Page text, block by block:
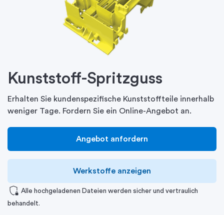
Kunststoff-Spritzguss
Erhalten Sie kundenspezifische Kunststoffteile innerhalb
weniger Tage. Fordern Sie ein Online-Angebot an.
Angebot anfordern
Werkstoffe anzeigen
shield_locked Alle hochgeladenen Dateien werden sicher und vertraulich
behandelt.